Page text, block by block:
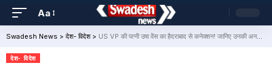
Aa
Swadesh News > देश- विदेश> US VP की पत्नी उषा वेंस का हैदराबाद से कनेक्शन! जानिए उनकी अनसुनी भारतीय कहानी
देश- विदेश